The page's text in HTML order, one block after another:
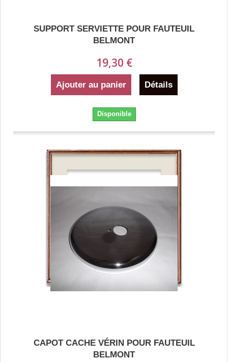
SUPPORT SERVIETTE POUR FAUTEUIL
BELMONT
19,30 €
Ajouter au panier Détails
Disponible
CAPOT CACHE VÉRIN POUR FAUTEUIL
BELMONT